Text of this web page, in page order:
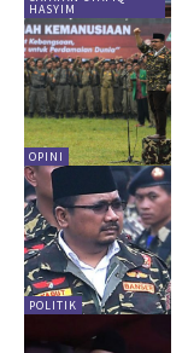
HASYIM
OPINI
POLITIK